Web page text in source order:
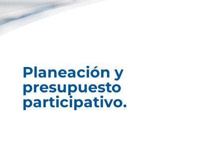
Planeación y
presupuesto
participativo.